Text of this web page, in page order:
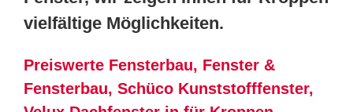
vielfältige Möglichkeiten.
Preiswerte Fensterbau, Fenster &
Fensterbau, Schüco Kunststofffenster,